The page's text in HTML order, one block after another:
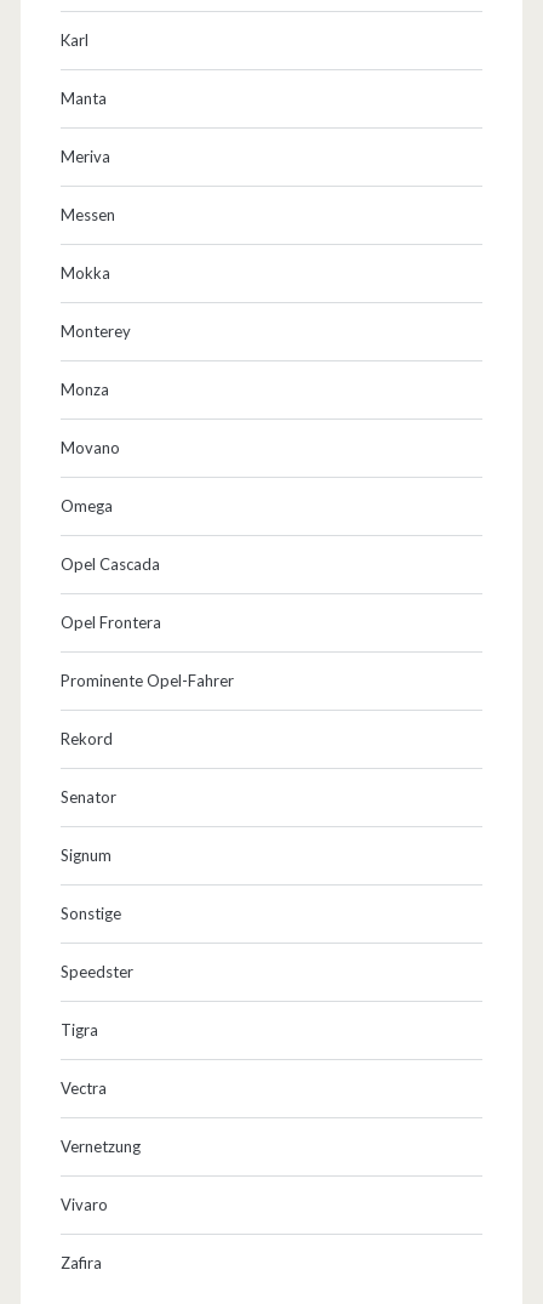
Karl
Manta
Meriva
Messen
Mokka
Monterey
Monza
Movano
Omega
Opel Cascada
Opel Frontera
Prominente Opel-Fahrer
Rekord
Senator
Signum
Sonstige
Speedster
Tigra
Vectra
Vernetzung
Vivaro
Zafira